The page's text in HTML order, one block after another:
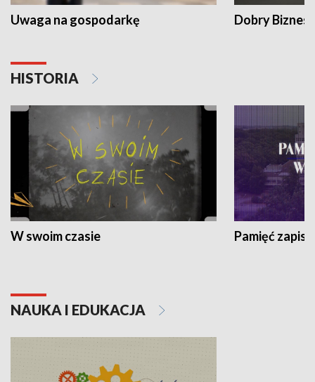
Uwaga na gospodarkę Dobry Biznes
HISTORIA
W swoim czasie Pamięć
NAUKA I EDUKACJA